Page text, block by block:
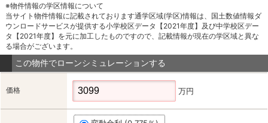
※物件情報の学区情報について
当サイト物件情報に記載されております通学区域(学区)情報は、国土数値情報ダ
ウンロードサービスが提供する小学校区データ【2021年度】及び中学校区デー
タ【2021年度】を元に加工したものですので、記載情報が現在の学区域と異な
る場合がございます。
この物件でローンシミュレーションする
価格 万円